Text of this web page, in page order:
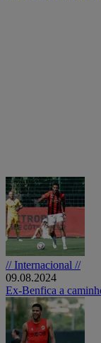
// Internacional //
09.08.2024
Ex-Benfica a